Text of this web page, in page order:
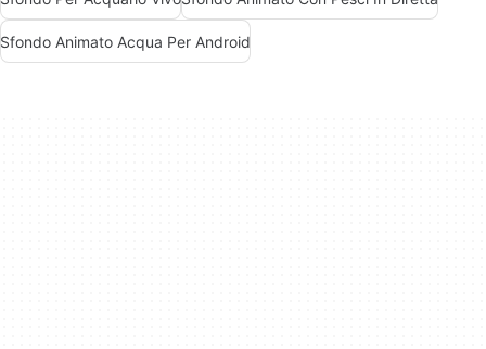
Sfondo Animato Acqua Per Android